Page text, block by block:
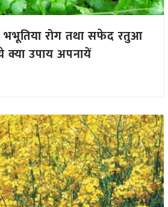
रोग तथा सफेद रतुआ
क्या उपाय अपनायें